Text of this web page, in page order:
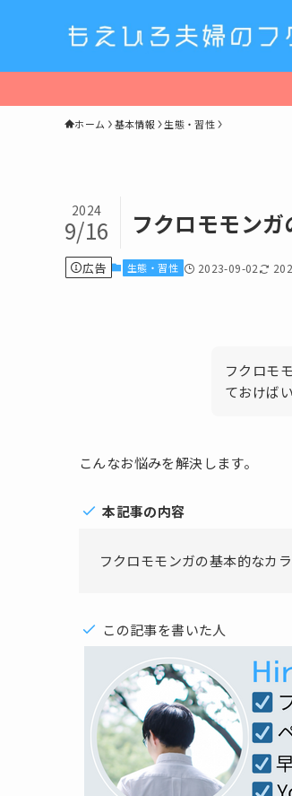
ホーム 基本情報 生態・習性
フクロモモン
2024
9/16
広告 生態・習性 2023-09-02
フクロモ
ておけば
こんなお悩みを解決します。
本記事の内容
フクロモモンガの基本的なカ
この記事を書いた人